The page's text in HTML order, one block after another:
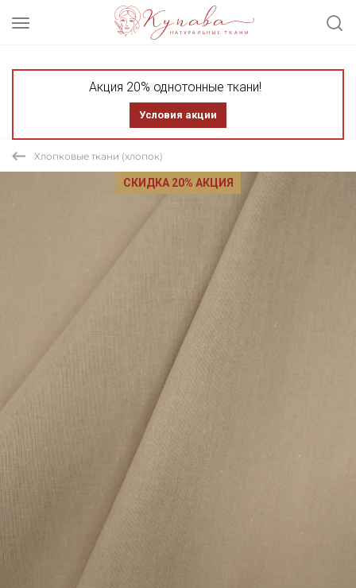
Акция 20% однотонные ткани!
Условия акции
Хлопковые ткани (хлопок)
СКИДКА 20% АКЦИЯ